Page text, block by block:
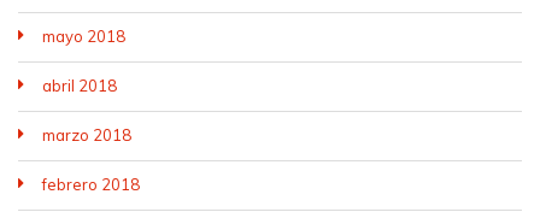
mayo 2018
abril 2018
marzo 2018
febrero 2018